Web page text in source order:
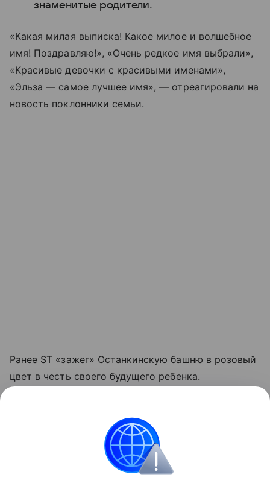
знаменитые родители.
«Какая милая выписка! Какое милое и волшебное
имя! Поздравляю!», «Очень редкое имя выбрали»,
«Красивые девочки с красивыми именами»,
«Эльза — самое лучшее имя», — отреагировали на
новость поклонники семьи.
Ранее ST «зажег» Останкинскую башню в розовый
цвет в честь своего будущего ребенка.
идеальную разницу в возрасте между детьми
Смотрите видео о знаменитостях, которые
решили оставить своих детей без наследства: